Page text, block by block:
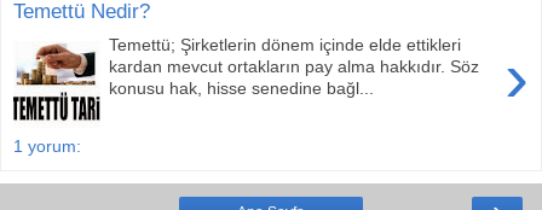
Temettü Nedir?
›
Temettü; Şirketlerin dönem içinde elde ettikleri
kardan mevcut ortakların pay alma hakkıdır. Söz
konusu hak, hisse senedine bağl...
1 yorum: